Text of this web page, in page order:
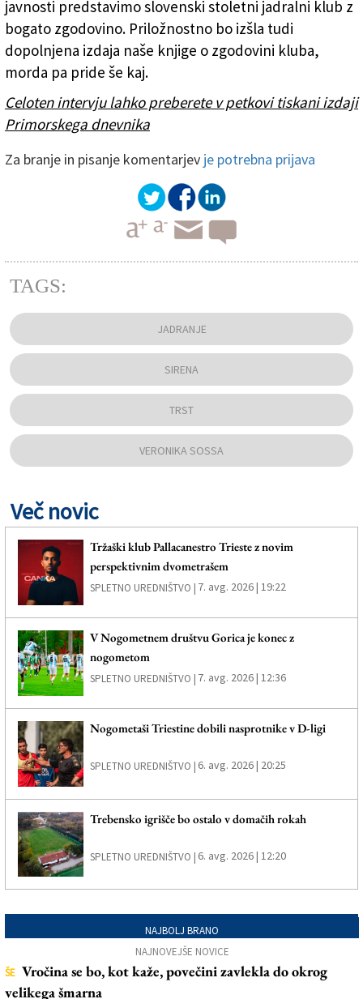
javnosti predstavimo slovenski stoletni jadralni klub z
bogato zgodovino. Priložnostno bo izšla tudi
dopolnjena izdaja naše knjige o zgodovini kluba,
morda pa pride še kaj.
Celoten intervju lahko preberete v petkovi tiskani izdaji
Primorskega dnevnika
Za branje in pisanje komentarjev je potrebna prijava
TAGS:
JADRANJE
SIRENA
TRST
VERONIKA SOSSA
Več novic
Tržaški klub Pallacanestro Trieste z novim
perspektivnim dvometrašem
SPLETNO UREDNIŠTVO | 7. avg. 2026 | 19:22
V Nogometnem društvu Gorica je konec z
nogometom
SPLETNO UREDNIŠTVO | 7. avg. 2026 | 12:36
Nogometaši Triestine dobili nasprotnike v D-ligi
SPLETNO UREDNIŠTVO | 6. avg. 2026 | 20:25
Trebensko igrišče bo ostalo v domačih rokah
SPLETNO UREDNIŠTVO | 6. avg. 2026 | 12:20
NAJBOLJ BRANO
NAJNOVEJŠE NOVICE
ŠE Vročina se bo, kot kaže, povečini zavlekla do okrog
velikega šmarna